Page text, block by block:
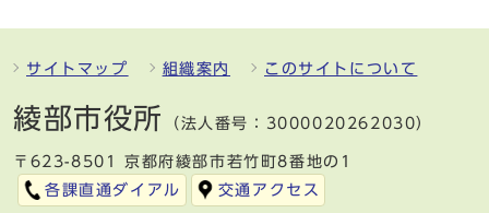
サイトマップ 組織案内 このサイトについて
綾部市役所 （法人番号：3000020262030）
〒623-8501 京都府綾部市若竹町8番地の1
各課直通ダイアル
交通アクセス